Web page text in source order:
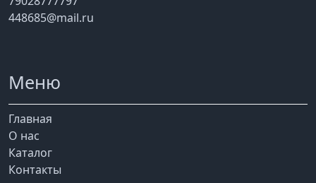
448685@mail.ru
Меню
Главная
О нас
Каталог
Контакты